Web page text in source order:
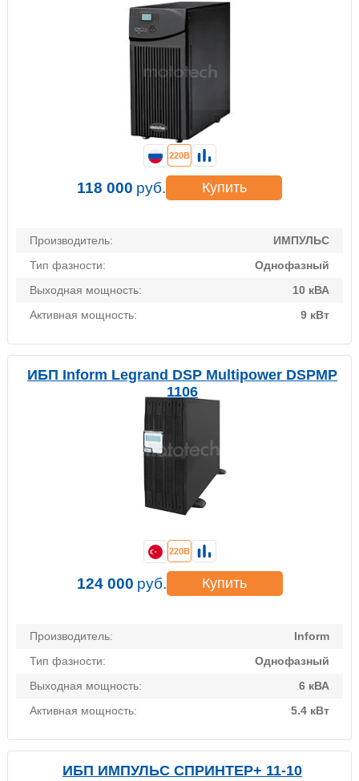
Производитель:
ИМПУЛЬС
Тип фазности:
Однофазный
Выходная мощность:
10 кВА
Активная мощность:
9 кВт
220В
118 000 руб. Купить
ИБП Inform Legrand DSP Multipower DSPMP
1106
Производитель:
Inform
Тип фазности:
Однофазный
Выходная мощность:
6 кВА
Активная мощность:
5.4 кВт
220В
124 000 руб. Купить
ИБП ИМПУЛЬС СПРИНТЕР+ 11-10